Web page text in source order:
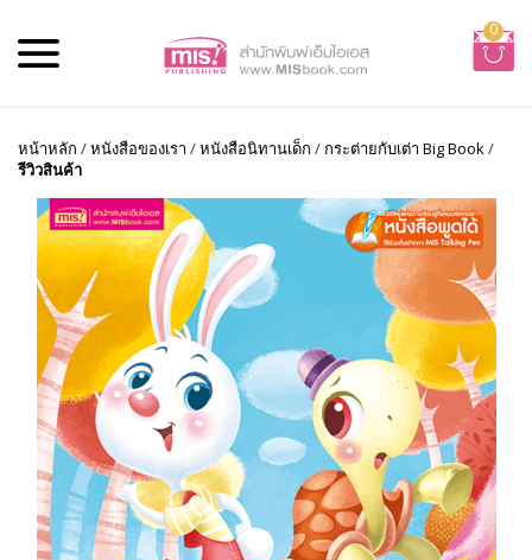
0
หน้าหลัก /หนังสือของเรา /หนังสือนิทานเด็ก / กระต่ายกับเต่า Big Book/
รีวิวสินค้า